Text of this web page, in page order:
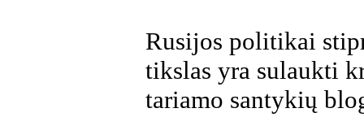
Rusijos politikai
tikslas yra sulaukti
tariamo santykių